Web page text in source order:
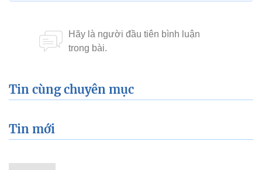
Tin cùng chuyên mục
Tin mới